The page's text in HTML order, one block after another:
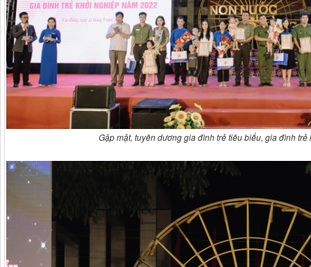
Gặp mặt, tuyên dương gia đình trẻ tiêu biểu, gia đình